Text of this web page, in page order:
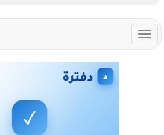
Toggle
navigation